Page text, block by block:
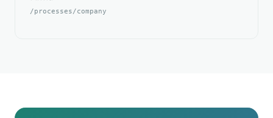
/processes/company